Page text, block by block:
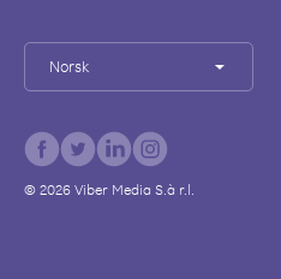
Norsk
© 2026Viber Media S.à r.l.